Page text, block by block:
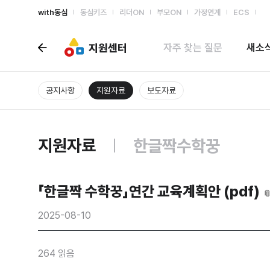
with동심 동심키즈 리더ON 부모ON 가정연계 ECS
지원센터 자주 찾는 질문 새소
공지사항 지원자료 보도자료
지원자료 한글짝수학꿍
「한글짝 수학꿍」연간 교육계획안 (pdf) 📎
2025-08-10
264 읽음